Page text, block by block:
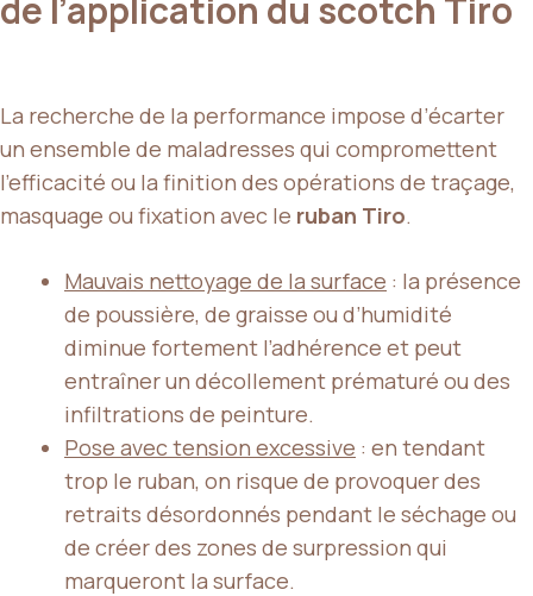
La recherche de la performance impose d’écarter
un ensemble de maladresses qui compromettent
l’efficacité ou la finition des opérations de traçage,
masquage ou fixation avec le ruban Tiro.
Mauvais nettoyage de la surface : la présence
de poussière, de graisse ou d’humidité
diminue fortement l’adhérence et peut
entraîner un décollement prématuré ou des
infiltrations de peinture.
Pose avec tension excessive : en tendant
trop le ruban, on risque de provoquer des
retraits désordonnés pendant le séchage ou
de créer des zones de surpression qui
marqueront la surface.